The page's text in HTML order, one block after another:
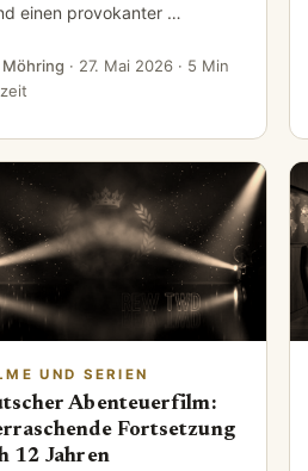
einen provokanter …
Möhring · 27. Mai 2026· 5 Min
UND SERIEN
Abenteuerfilm:
Fortsetzung
12 Jahren